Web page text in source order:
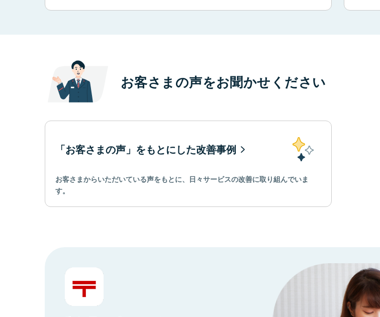
お客さまの声をお聞かせください
「お客さまの声」をもとにした改善事例
お客さまからいただいている声をもとに、日々サービスの改善に取り組んでいま
す。